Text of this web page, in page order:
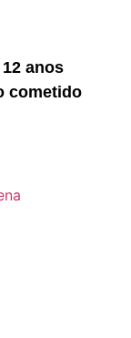
anos
cometido